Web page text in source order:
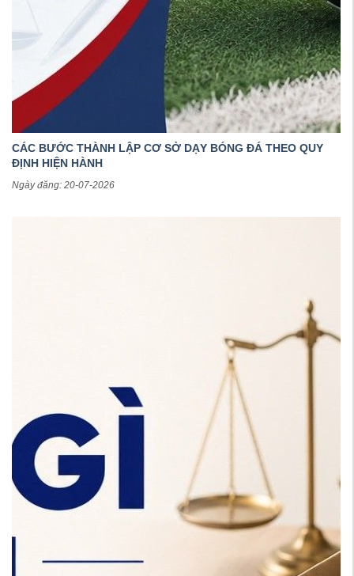
CÁC BƯỚC THÀNH LẬP CƠ SỞ DẠY BÓNG ĐÁ THEO QUY
ĐỊNH HIỆN HÀNH
Ngày đăng: 20-07-2026